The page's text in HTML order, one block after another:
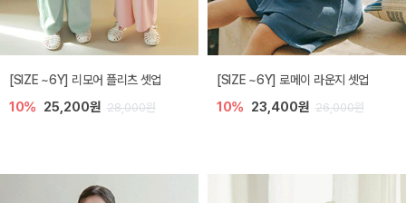
[SIZE ~6Y] 리모어 플리츠 셋업
10% 25,200원 28,000원
[SIZE ~6Y] 로메이 라운지 셋업
10% 23,400원 26,000원